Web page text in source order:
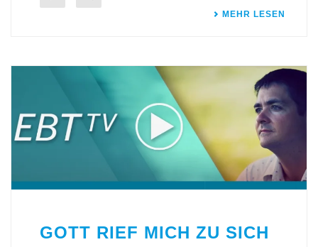
MEHR LESEN
GOTT RIEF MICH ZU SICH